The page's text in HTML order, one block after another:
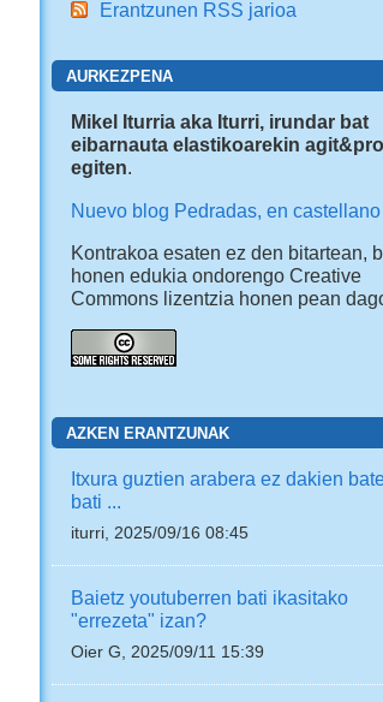
Erantzunen RSS jarioa
AURKEZPENA
Mikel Iturria aka Iturri, irundar bat
eibarnauta elastikoarekin
egiten.
Nuevo blog Pedradas, en castellano
Kontrakoa esaten ez den bitartean,
honen edukia ondorengo Creative
Commons lizentzia honen pean
AZKEN ERANTZUNAK
Itxura guztien arabera ez dakien
bati ...
iturri, 2025/09/16 08:45
Baietz youtuberren bati ikasitako
"errezeta" izan?
Oier G, 2025/09/11 15:39